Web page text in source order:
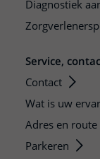
Diagnostiek
Service,
Contact
Wat is uw
Adres en route
Parkeren